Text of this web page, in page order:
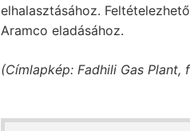
elhalasztásához.
Aramco eladásához.
(Címlapkép: Fadhili Gas Plant,